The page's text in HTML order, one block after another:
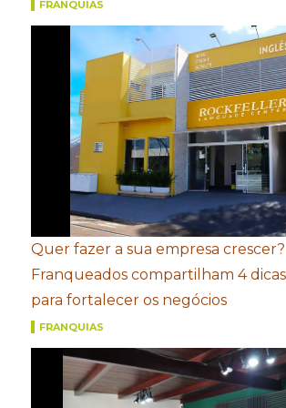
FRANQUIAS
Quer fazer a sua empresa crescer?
Franqueados compartilham 4
para fortalecer os negócios
FRANQUIAS